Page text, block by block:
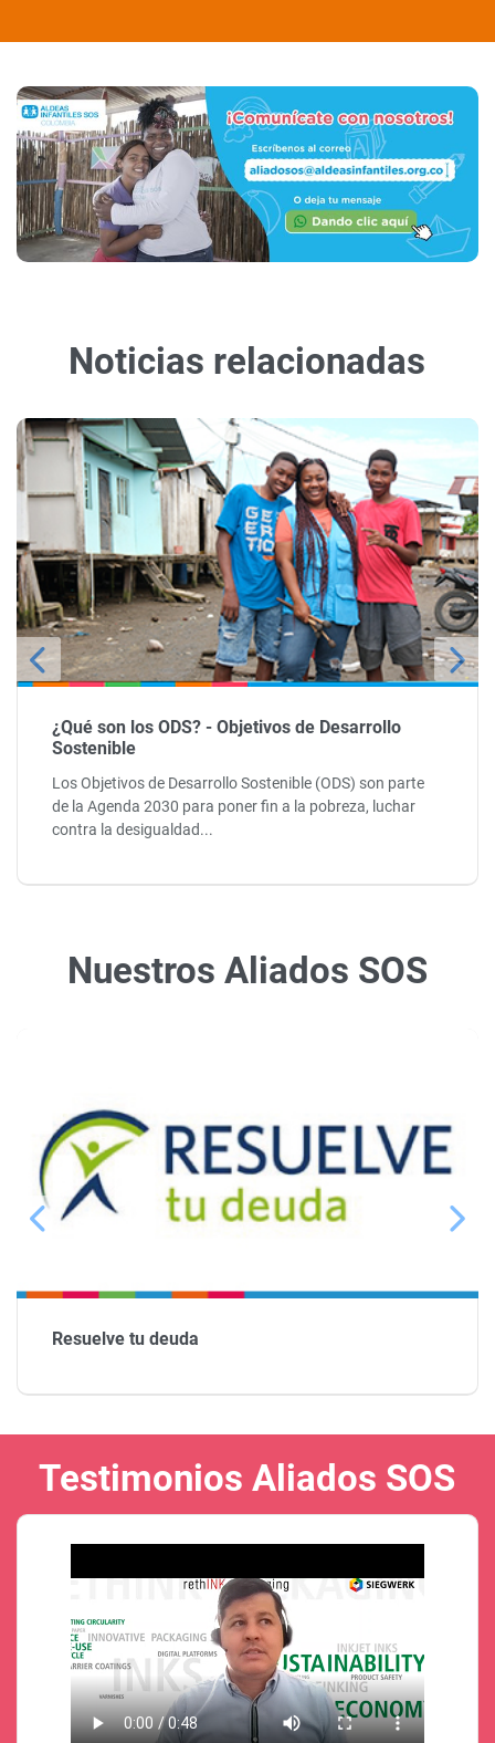
Noticias relacionadas
¿Qué son los ODS? - Objetivos de Desarrollo
Sostenible
Los Objetivos de Desarrollo Sostenible (ODS) son parte
de la Agenda 2030 para poner fin a la pobreza, luchar
contra la desigualdad...
Nuestros Aliados SOS
Resuelve tu deuda
Testimonios Aliados SOS